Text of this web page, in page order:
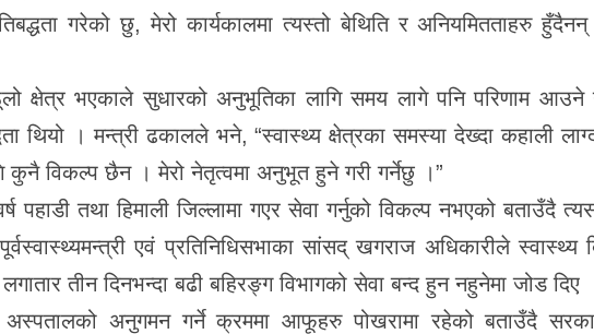
गरेको छु, मेरो कार्यकालमा त्यस्तो बेथिति र अनियमितताहरु
क्षेत्र भएकाले सुधारको अनुभूतिका लागि समय लागे पनि परिणाम आउने
थियो । मन्त्री ढकालले भने, “स्वास्थ्य क्षेत्रका समस्या देख्दा कहाली
कुनै विकल्प छैन । मेरो नेतृत्वमा अनुभूत हुने गरी गर्नेछु ।”
पहाडी तथा हिमाली जिल्लामा गएर सेवा गर्नुको विकल्प नभएको बताउँदै
एवं प्रतिनिधिसभाका सांसद् खगराज अधिकारीले स्वास्थ्य
तीन दिनभन्दा बढी बहिरङ्ग विभागको सेवा बन्द हुन नहुनेमा जोड दिए
अनुगमन गर्ने क्रममा आफूहरु पोखरामा रहेको बताउँदै